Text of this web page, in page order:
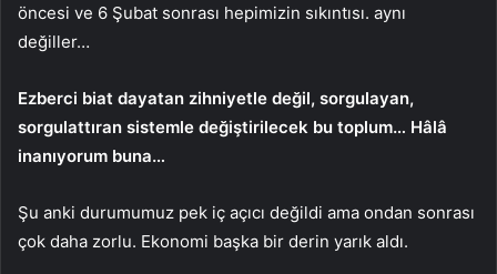
öncesi ve 6 Şubat sonrası hepimizin sıkıntısı. aynı
değiller…
Ezberci biat dayatan zihniyetle değil, sorgulayan,
sorgulattıran sistemle değiştirilecek bu toplum… Hâlâ
inanıyorum buna…
Şu anki durumumuz pek iç açıcı değildi ama ondan sonrası
çok daha zorlu. Ekonomi başka bir derin yarık aldı.